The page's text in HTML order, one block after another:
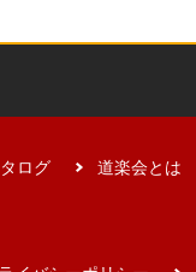
ログ 道楽会とは